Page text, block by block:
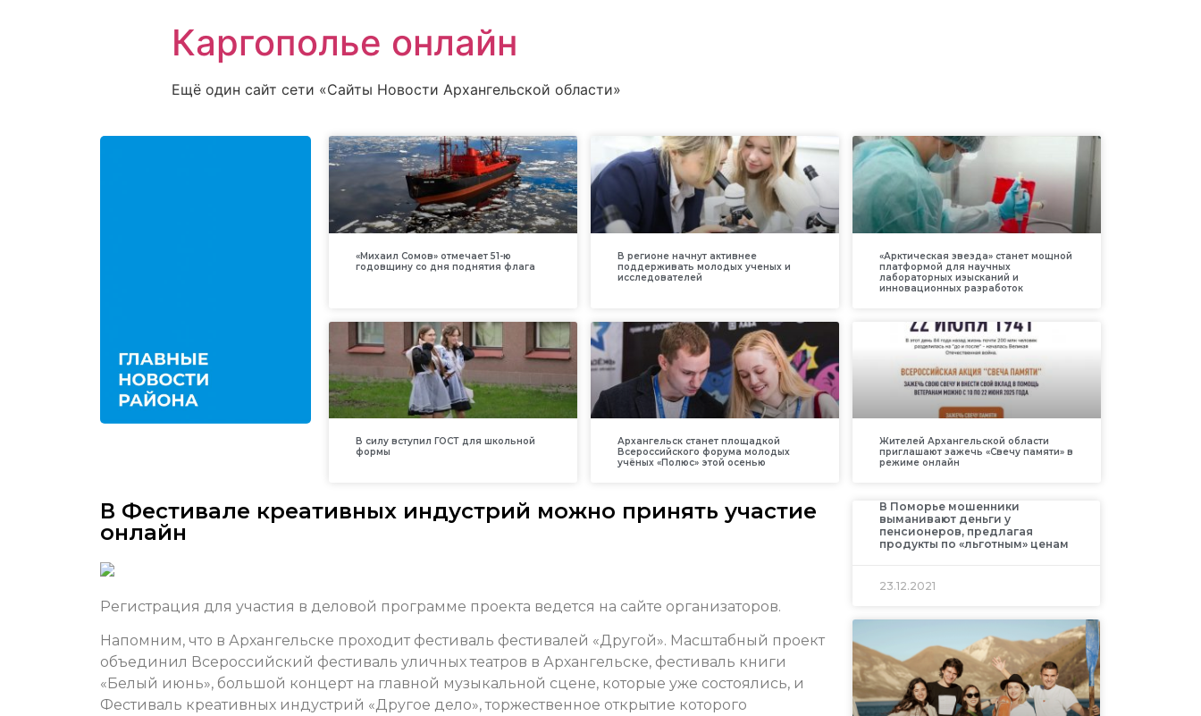
Каргополье онлайн
Ещё один сайт сети «Сайты Новости Архангельской области»
«Михаил Сомов» отмечает 51-ю
годовщину со дня поднятия флага
В регионе начнут активнее
поддерживать молодых ученых и
исследователей
«Арктическая звезда» станет мощной
платформой для научных
лабораторных изысканий и
инновационных разработок
В силу вступил ГОСТ для школьной
формы
Архангельск станет площадкой
Всероссийского форума молодых
учёных «Полюс» этой осенью
Жителей Архангельской области
приглашают зажечь «Свечу памяти» в
режиме онлайн
В Фестивале креативных индустрий можно принять участие
онлайн
Регистрация для участия в деловой программе проекта ведется на сайте организаторов.
Напомним, что в Архангельске проходит фестиваль фестивалей «Другой». Масштабный проект
объединил Всероссийский фестиваль уличных театров в Архангельске, фестиваль книги
«Белый июнь», большой концерт на главной музыкальной сцене, которые уже состоялись, и
Фестиваль креативных индустрий «Другое дело», торжественное открытие которого
В Поморье мошенники
выманивают деньги у
пенсионеров, предлагая
продукты по «льготным» ценам
23.12.2021